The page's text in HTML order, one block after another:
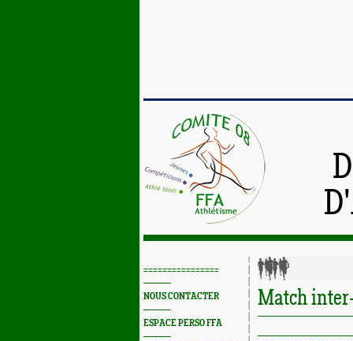
================
NOUS CONTACTER
ESPACE PERSO FFA
Match